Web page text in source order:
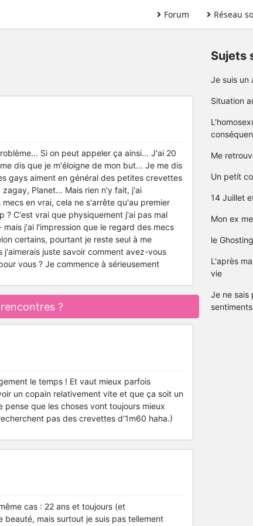
Forum Réseau
Si on peut appeler ça ainsi... J'ai 20
dis que je m'éloigne de mon but... Je me dis
gays aiment en général des petites crevettes
Planet... Mais rien n'y fait, j'ai
en vrai, cela ne s'arrête qu'au premier
C'est vrai que physiquement j'ai pas mal
j'ai l'impression que le regard des mecs
certains, pourtant je reste seul à me
juste savoir comment avez-vous
vous ? Je commence à sérieusement
?
le temps ! Et vaut mieux parfois
un copain relativement vite et que ça soit un
que les choses vont toujours mieux
pas des crevettes d'1m60 haha.)
cas : 22 ans et toujours (et
mais surtout je suis pas tellement
Sujets
Je suis un
Situation
Me
Un petit
14 Juillet
Mon ex
le
L'après
vie
Je ne sais
sentiments